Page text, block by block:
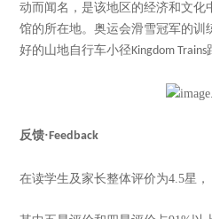
动而闻名，是该地区的经济和文化
馆的所在地。奥运会滑雪冠军的训
好的山地自行车小径Kingdom Trains
反馈·Feedback
在读学生及家长整体评价为4.5星，